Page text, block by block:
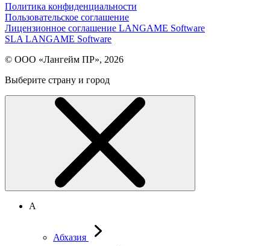
Политика конфиденциальности
Пользовательское соглашение
Лицензионное соглашение LANGAME Software
SLA LANGAME Software
© ООО «Лангейм ПР», 2026
Выберите страну и город
А
Абхазия